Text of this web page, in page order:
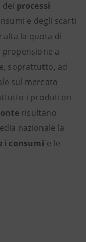
dei processi
e degli scarti
alta la quota di
propensione a
e, soprattutto, ad
sul mercato
i produttori
risultano
nazionale la
i consumi e le